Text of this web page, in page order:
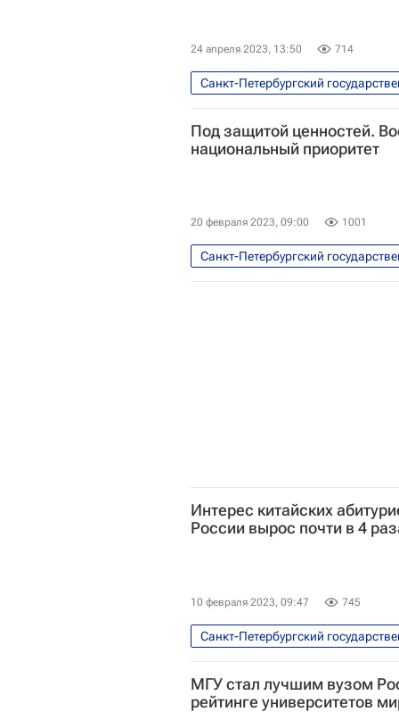
24 апреля 2023, 13:50 714
Санкт-Петербургский
Россия
Общество
Московский физико-технический
Первый МГМУ имени Сеченова
Под защитой ценностей.
национальный приоритет
20 февраля 2023, 09:00 1001
Санкт-Петербургский
Общество
Россия
Интерес китайских
России вырос почти в 4
10 февраля 2023, 09:47 745
Санкт-Петербургский
Общество
Россия
Уральский федеральный
МГУ стал лучшим вузом
рейтинге университетов